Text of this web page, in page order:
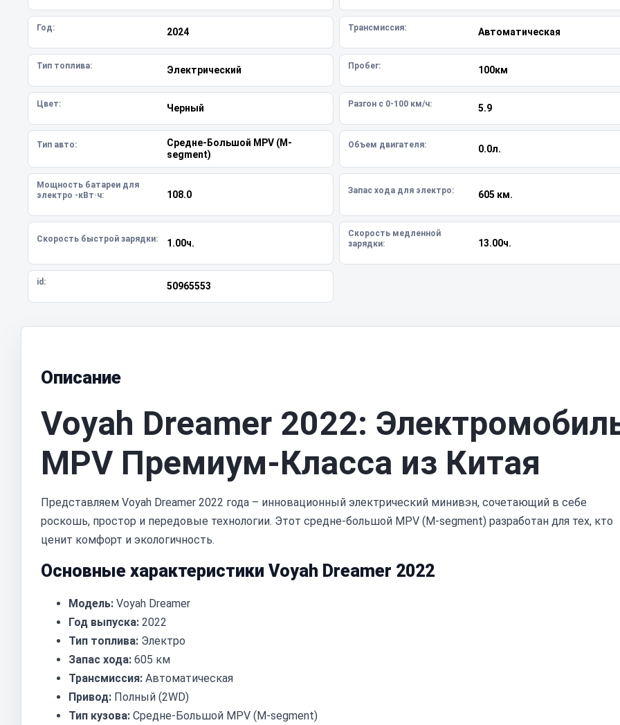
Год: 2024 Трансмиссия: Автоматическая
Тип топлива: Электрический Пробег: 100км
Цвет: Черный Разгон с 0-100 км/ч: 5.9
Тип авто:
Средне-Большой MPV (M-
segment)
Объем двигателя: 0.0л.
Мощность батареи для
электро -кВт·ч:
108.0 Запас хода для электро: 605 км.
Скорость быстрой зарядки: 1.00ч.
Скорость медленной
зарядки:
13.00ч.
id: 50965553
Описание
Voyah Dreamer 2022:
MPV Премиум-Класса из Китая
Представляем Voyah Dreamer 2022 года – инновационный электрический минивэн, сочетающий в себе
роскошь, простор и передовые технологии. Этот средне-большой MPV (M-segment) разработан для тех, кто
ценит комфорт и экологичность.
Основные характеристики Voyah Dreamer 2022
Модель: Voyah Dreamer
Год выпуска: 2022
Тип топлива: Электро
Запас хода: 605 км
Трансмиссия: Автоматическая
Привод: Полный (2WD)
Тип кузова: Средне-Большой MPV (M-segment)